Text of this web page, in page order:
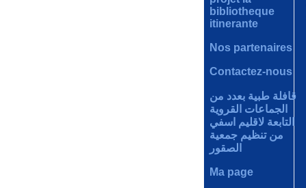
bibliotheque
itinerante
Nos partenaires
Contactez-nous
قافلة طبية بعدد من
الجماعات القروية
التابعة لاقليم اسفي
من تنظيم جمعية
الصقور
Ma page